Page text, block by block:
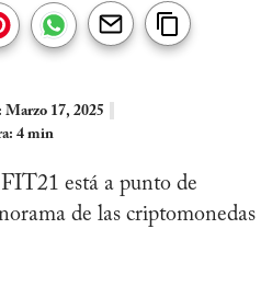
17, 2025
4 min
está a punto de
de las criptomonedas